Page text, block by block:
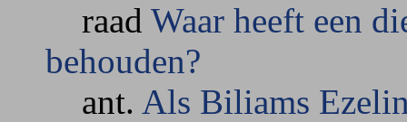
raad Waar heeft een
behouden?
ant. Als Biliams